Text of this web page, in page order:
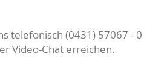
telefonisch (0431) 57067 - 0
Video-Chat erreichen.